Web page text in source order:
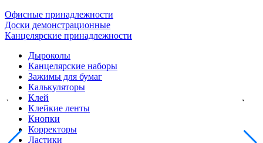
Офисные принадлежности
Доски демонстрационные
Канцелярские принадлежности
Дыроколы
Канцелярские наборы
Зажимы для бумаг
Калькуляторы
Клей
Клейкие ленты
Кнопки
Корректоры
Ластики